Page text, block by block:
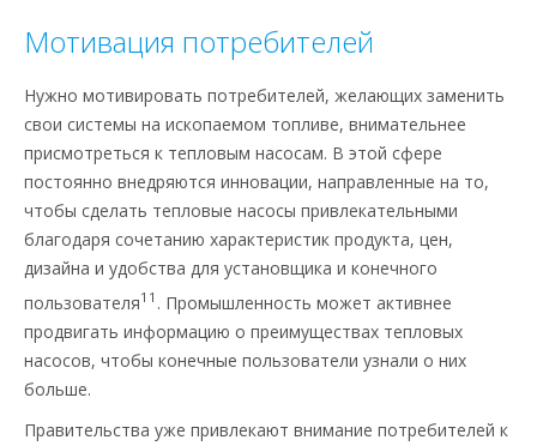
Мотивация потребителей
Нужно мотивировать потребителей, желающих заменить
свои системы на ископаемом топливе, внимательнее
присмотреться к тепловым насосам. В этой сфере
постоянно внедряются инновации, направленные на то,
чтобы сделать тепловые насосы привлекательными
благодаря сочетанию характеристик продукта, цен,
дизайна и удобства для установщика и конечного
пользователя11 . Промышленность может активнее
продвигать информацию о преимуществах тепловых
насосов, чтобы конечные пользователи узнали о них
больше.
Правительства уже привлекают внимание потребителей к